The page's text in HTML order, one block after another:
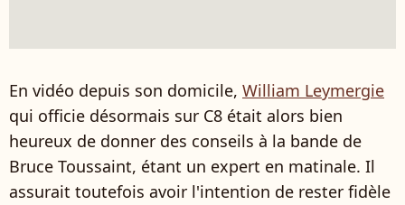
En vidéo depuis son domicile, William Leymergie
qui officie désormais sur C8 était alors bien
heureux de donner des conseils à la bande de
Bruce Toussaint, étant un expert en matinale. Il
assurait toutefois avoir l'intention de rester fidèle